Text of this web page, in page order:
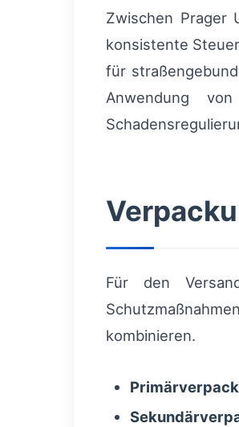
Zwischen Prager
konsistente
für
Anwendung
Für den
kombinieren.